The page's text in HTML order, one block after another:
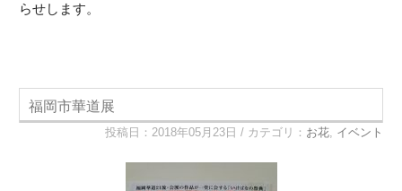
らせします。
福岡市華道展
投稿日：2018年05月23日 / カテゴリ： お花, イベント